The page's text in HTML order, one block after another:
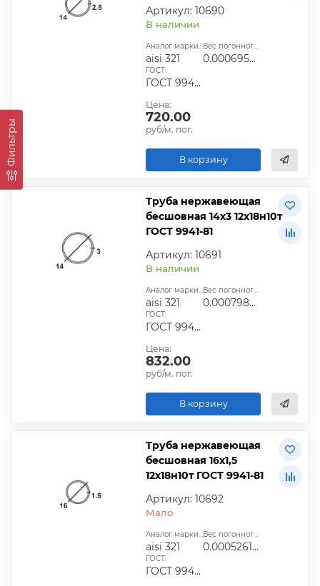
Фильтры
Артикул: 10690
В наличии
Аналог марки стали:
aisi 321
Вес погонного метра, т.:
0.0006954625
ГОСТ:
ГОСТ 9940-81, ГОСТ 9941-81, ГОСТ 24030-80, ГОСТ 10498-82
Цена:
720.00
руб/м. пог.
В корзину
Труба нержавеющая
бесшовная 14х3 12х18н10т
ГОСТ 9941-81
Артикул: 10691
В наличии
Аналог марки стали:
aisi 321
Вес погонного метра, т.:
0.00079827
ГОСТ:
ГОСТ 9940-81, ГОСТ 9941-81, ГОСТ 24030-80, ГОСТ 10498-82
Цена:
832.00
руб/м. пог.
В корзину
Труба нержавеющая
бесшовная 16х1,5
12х18н10т ГОСТ 9941-81
Артикул: 10692
Мало
Аналог марки стали:
aisi 321
Вес погонного метра, т.:
0.0005261325
ГОСТ:
ГОСТ 9940-81, ГОСТ 9941-81, ГОСТ 24030-80, ГОСТ 10498-82